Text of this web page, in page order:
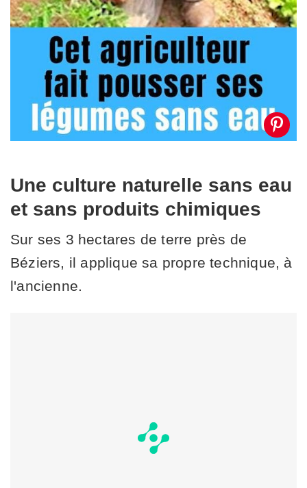
Une culture naturelle sans eau
et sans produits chimiques
Sur ses 3 hectares de terre près de
Béziers, il applique sa propre technique, à
l'ancienne.